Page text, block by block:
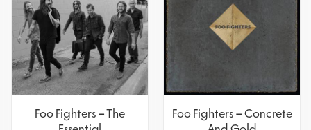
Foo Fighters – Concrete
Foo Fighters – The